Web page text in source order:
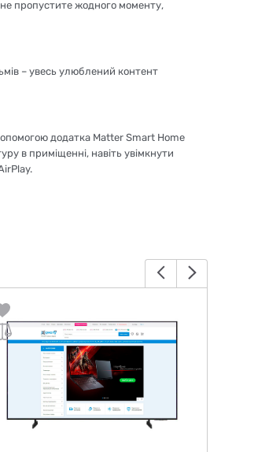
не пропустите жодного моменту,
– увесь улюблений контент
додатка Matter Smart Home
в приміщенні, навіть увімкнути